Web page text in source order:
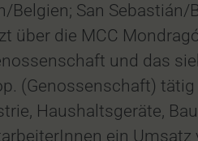
Belgien; San
über die MCC
und das
(Genossenschaft)
Haushaltsgeräte,
ein